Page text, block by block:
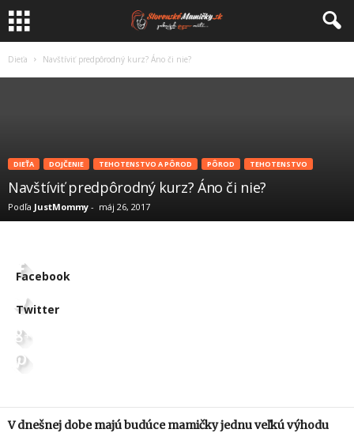
Dieťa Navštíviť predpôrodný kurz? Áno či nie?
DIEŤA DOJČENIE TEHOTENSTVO A PÔROD PÔROD TEHOTENSTVO
Navštíviť predpôrodný kurz? Áno či nie?
Podľa JustMommy - máj 26, 2017
Facebook
Twitter
V dnešnej dobe majú budúce mamičky jednu veľkú výhodu